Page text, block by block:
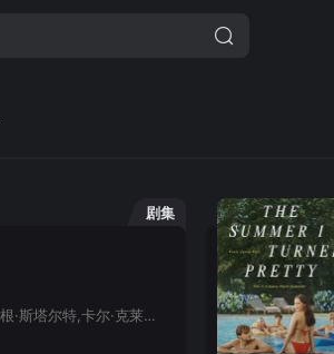
剧集
珍·斯玛特,汉娜·爱宾德,保罗·当斯,梅根·斯塔尔特,卡尔·克莱蒙斯-霍普金斯,马克·印第里凯托,罗斯·阿卜杜,罗比·霍夫曼,托尼·戈德温,凯特琳·奥尔森,克里斯托弗·麦克唐纳,简·亚当斯,劳伦·维德曼,柳波,约翰尼·希比利,路奈尔,安吉拉·伊莱恩·吉布斯,凯特琳·赖利,克里斯托弗·布里尼,莱丝莉·比伯,切莉·琼斯,安·唐德,阿比·奥,乔治·巴兹尔,约书亚·A·布朗宁,克里斯廷·古德温,艾里克·奈特,杰奎琳·麦高恩·尼克勒,约翰·奥布赖恩,玛丽·泽玛,芭芭拉·诺兰